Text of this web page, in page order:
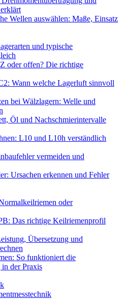
Wellen auswählen: Maße, Einsatz
und typische
oder offen? Die richtige
Wann welche Lagerluft sinnvoll
bei Wälzlagern: Welle und
Öl und Nachschmierintervalle
L10 und L10h verständlich
vermeiden und
Ursachen erkennen und Fehler
oder
Das richtige Keilriemenprofil
Übersetzung und
So funktioniert die
der Praxis